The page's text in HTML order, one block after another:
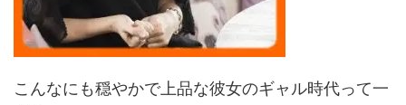
こんなにも穏やかで上品な彼女のギャル時代って一